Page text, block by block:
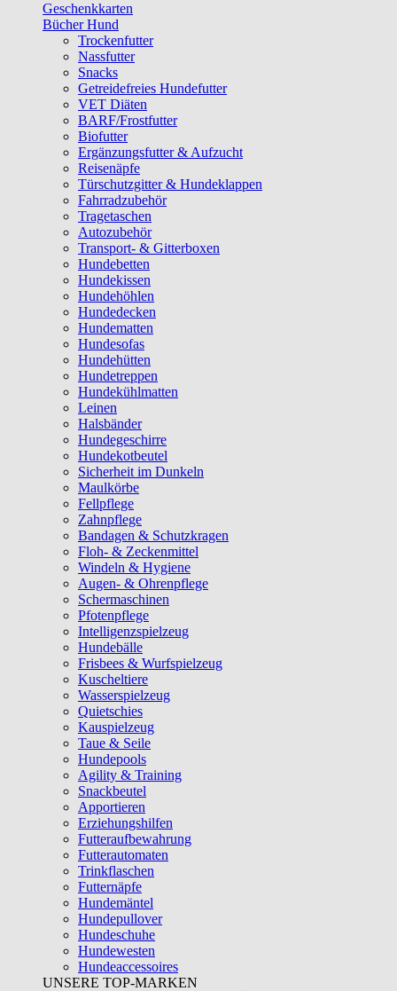
Geschenkkarten
Bücher Hund
Trockenfutter
Nassfutter
Snacks
Getreidefreies Hundefutter
VET Diäten
BARF/Frostfutter
Biofutter
Ergänzungsfutter & Aufzucht
Reisenäpfe
Türschutzgitter & Hundeklappen
Fahrradzubehör
Tragetaschen
Autozubehör
Transport- & Gitterboxen
Hundebetten
Hundekissen
Hundehöhlen
Hundedecken
Hundematten
Hundesofas
Hundehütten
Hundetreppen
Hundekühlmatten
Leinen
Halsbänder
Hundegeschirre
Hundekotbeutel
Sicherheit im Dunkeln
Maulkörbe
Fellpflege
Zahnpflege
Bandagen & Schutzkragen
Floh- & Zeckenmittel
Windeln & Hygiene
Augen- & Ohrenpflege
Schermaschinen
Pfotenpflege
Intelligenzspielzeug
Hundebälle
Frisbees & Wurfspielzeug
Kuscheltiere
Wasserspielzeug
Quietschies
Kauspielzeug
Taue & Seile
Hundepools
Agility & Training
Snackbeutel
Apportieren
Erziehungshilfen
Futteraufbewahrung
Futterautomaten
Trinkflaschen
Futternäpfe
Hundemäntel
Hundepullover
Hundeschuhe
Hundewesten
Hundeaccessoires
UNSERE TOP-MARKEN